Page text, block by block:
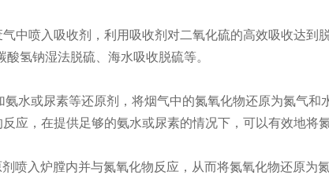
中喷入吸收剂，利用吸收剂对二氧化硫的高效吸收达到
氢钠湿法脱硫、海水吸收脱硫等。
水或尿素等还原剂，将烟气中的氮氧化物还原为氮气
应，在提供足够的氨水或尿素的情况下，可以有效地将氮
喷入炉膛内并与氮氧化物反应，从而将氮氧化物还原为